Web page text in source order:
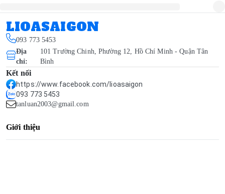
LIOASAIGON
093 773 5453
Địa
chỉ:
101 Trường Chinh, Phường 12, Hồ Chí Minh - Quận Tân
Bình
Kết nối
https://www.facebook.com/lioasaigon
093 773 5453
tanluan2003@gmail.com
Giới thiệu